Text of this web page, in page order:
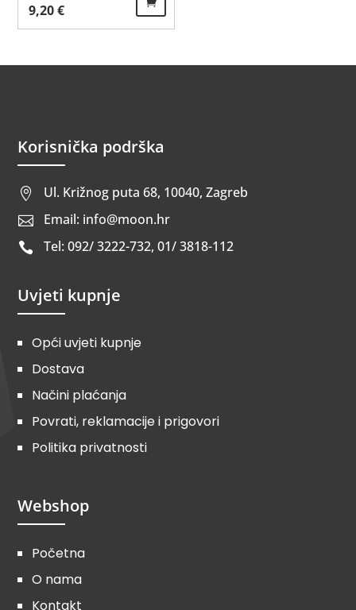
Izvorna cijena bila je: 12,26 €.
9,20€Trenutna cijena je: 9,20 €.
Korisnička podrška
 Ul. Križnog puta 68, 10040, Zagreb
 Email: info@moon.hr
 Tel: 092/ 3222-732, 01/ 3818-112
Uvjeti kupnje
Opći uvjeti kupnje
Dostava
Načini plaćanja
Povrati, reklamacije i prigovori
Politika privatnosti
Webshop
Početna
O nama
Kontakt